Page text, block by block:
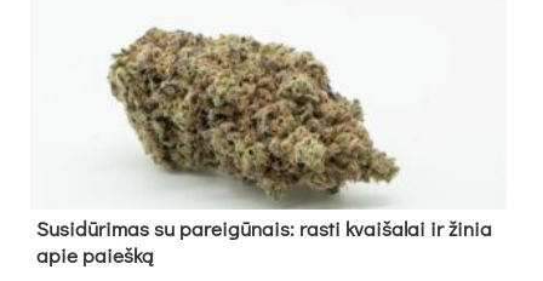
Su­si­dū­ri­mas su pa­rei­gū­nais: ras­ti kvai­ša­lai ir ži­nia
apie paieš­ką